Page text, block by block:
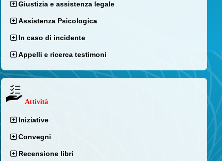
Giustizia e assistenza legale
Assistenza Psicologica
In caso di incidente
Appelli e ricerca testimoni
Attività
Iniziative
Convegni
Recensione libri